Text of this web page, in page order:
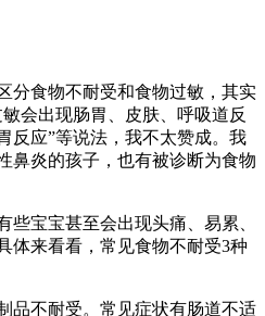
分食物不耐受和食物过敏，其实
会出现肠胃、皮肤、呼吸道反
反应”等说法，我不太赞成。我
鼻炎的孩子，也有被诊断为食物
些宝宝甚至会出现头痛、易累、
体来看看，常见食物不耐受3种
品不耐受。常见症状有肠道不适